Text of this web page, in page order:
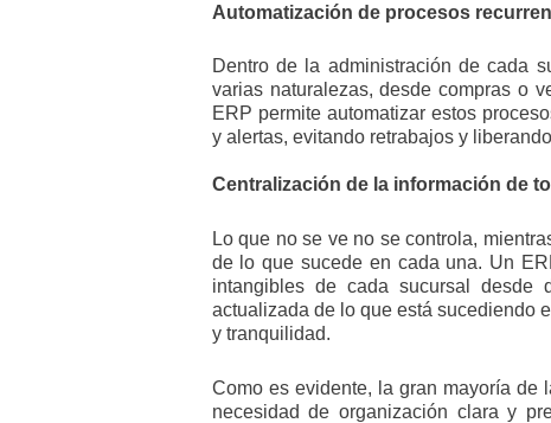
Automatización de procesos
Dentro de la administración de cada
varias naturalezas, desde compras o
ERP permite automatizar estos
y alertas, evitando retrabajos y
Centralización de la información de
Lo que no se ve no se controla,
de lo que sucede en cada una. Un
intangibles de cada sucursal desde
actualizada de lo que está sucediendo
y tranquilidad.
Como es evidente, la gran mayoría de
necesidad de organización clara y